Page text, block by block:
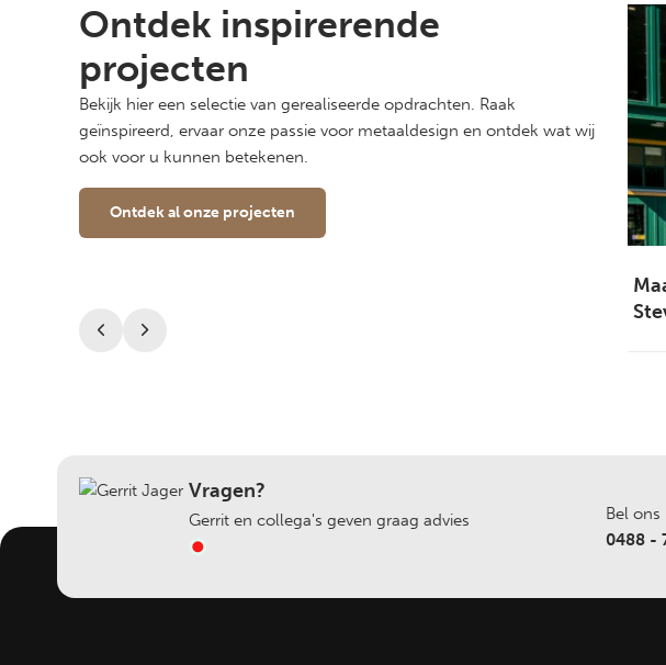
Ontdek inspirerende
projecten
Bekijk hier een selectie van gerealiseerde opdrachten. Raak
geïnspireerd, ervaar onze passie voor metaaldesign en ontdek wat wij
ook voor u kunnen betekenen.
Ontdek al onze projecten
Vragen?
Gerrit en collega's geven graag advies
Bel ons
0488 -